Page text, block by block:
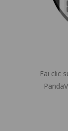
Fai clic